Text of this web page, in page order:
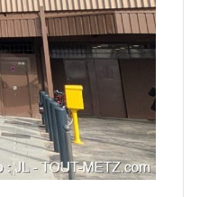
spectacles et
l’édition 2026 de «
comme à Gravelotte »